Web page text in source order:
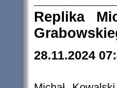
Replika
28.11.2024